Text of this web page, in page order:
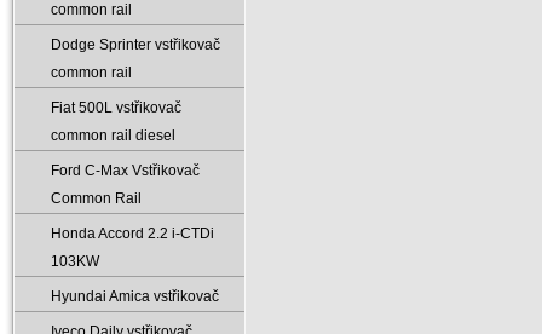
common rail
Dodge Sprinter vstřikovač
common rail
Fiat 500L vstřikovač
common rail diesel
Ford C-Max Vstřikovač
Common Rail
Honda Accord 2.2 i-CTDi
103KW
Hyundai Amica vstřikovač